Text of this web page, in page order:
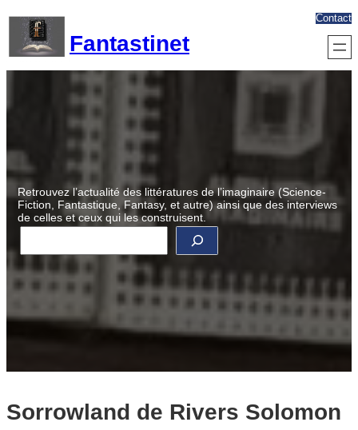
contenu
Fantastinet
Contact
Retrouvez l’actualité des littératures de l’imaginaire (Science-
Fiction, Fantastique, Fantasy, et autre) ainsi que des interviews
de celles et ceux qui les construisent.
R
c
h
e
r
h
Sorrowland de Rivers Solomon